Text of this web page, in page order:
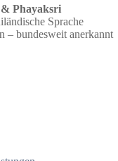
& Phayaksri
Sprache
– bundesweit anerkannt